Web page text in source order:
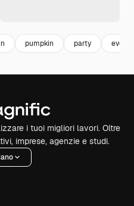
pumpkin party event
i tuoi migliori lavori. Oltre
imprese, agenzie e studi.